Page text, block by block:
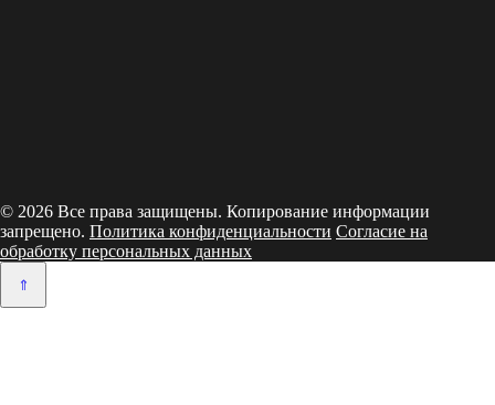
© 2026 Все права защищены. Копирование информации
запрещено. Политика конфиденциальности Согласие на
обработку персональных данных